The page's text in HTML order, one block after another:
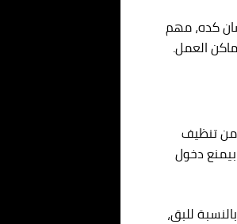
كده، مهم
العمل.
من تنظيف
دخول
للبق،